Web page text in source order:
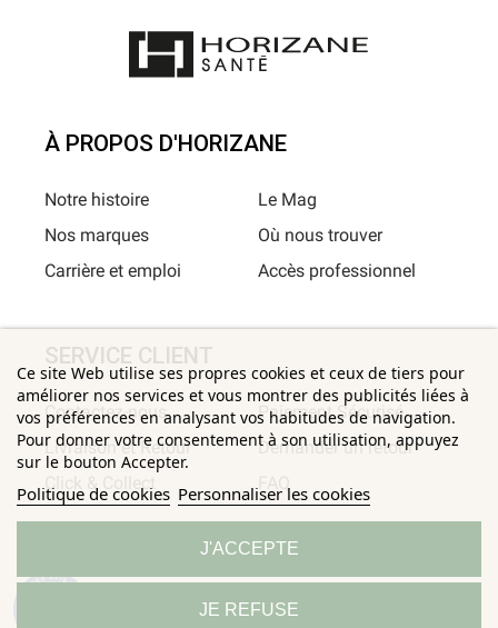
Ce site Web utilise ses propres cookies et ceux de tiers pour
améliorer nos services et vous montrer des publicités liées à
vos préférences en analysant vos habitudes de navigation.
Pour donner votre consentement à son utilisation, appuyez
sur le bouton Accepter.
Politique de cookies Personnaliser les cookies
JE REFUSE
J'ACCEPTE
À PROPOS D'HORIZANE
Notre histoire
Nos marques
Carrière et emploi
Le Mag
Où nous trouver
Accès professionnel
SERVICE CLIENT
Contactez-nous
Livraison et Retour
Paiement Sécurisé
Demander un retour